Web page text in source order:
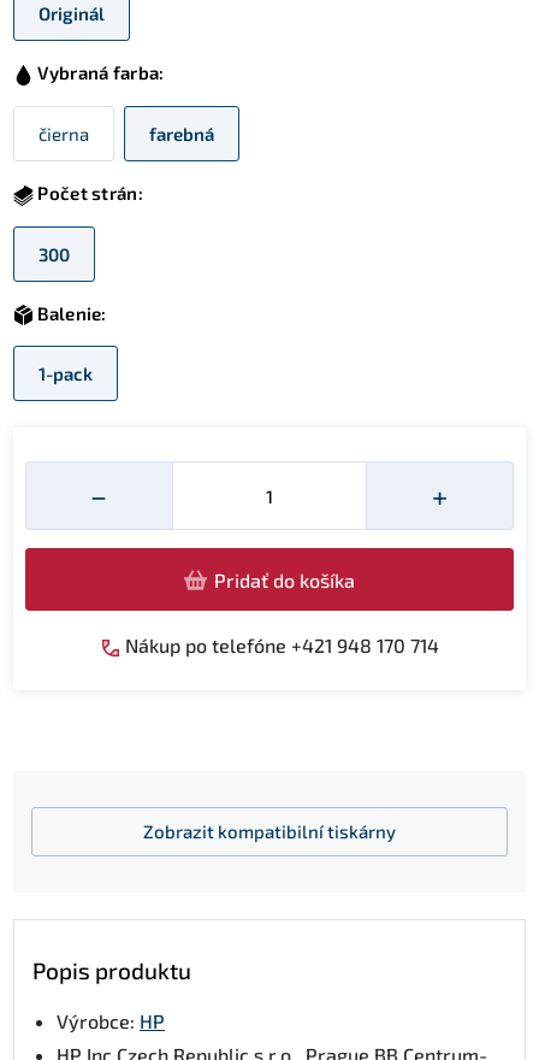
Originál
Vybraná farba:
čierna farebná
Počet strán:
300
Balenie:
1-pack
−
Množství
+
Pridať do košíka
Nákup po telefóne +421 948 170 714
Zobrazit kompatibilní tiskárny
Popis produktu
Výrobce: HP
HP Inc Czech Republic s.r.o., Prague BB Centrum-